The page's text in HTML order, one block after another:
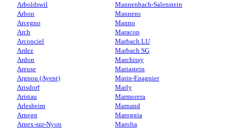
Arboldswil
Arbon
Arcegno
Arch
Arconciel
Ardez
Ardon
Areuse
Argnou (Ayent)
Arisdorf
Aristau
Arlesheim
Arnegg
Arnex-sur-Nyon
Mannenbach-Salenstein
Mannens
Manno
Maracon
Marbach LU
Marbach SG
Marchissy
Mariastein
Marin-Epagnier
Marly
Marmorera
Marnand
Maroggia
Marolta